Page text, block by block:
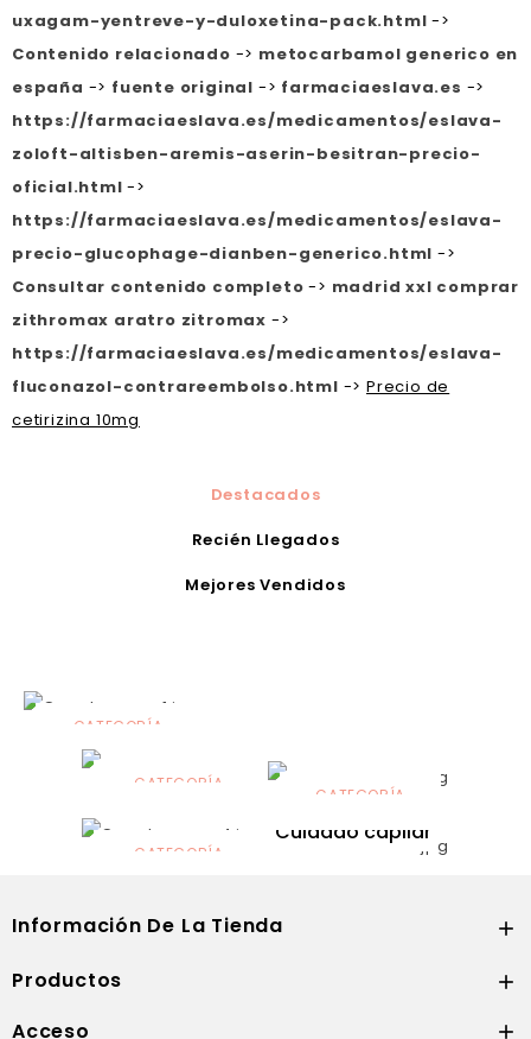
uxagam-yentreve-y-duloxetina-pack.html ->
Contenido relacionado -> metocarbamol generico en
españa -> fuente original -> farmaciaeslava.es ->
https://farmaciaeslava.es/medicamentos/eslava-
zoloft-altisben-aremis-aserin-besitran-precio-
oficial.html ->
https://farmaciaeslava.es/medicamentos/eslava-
precio-glucophage-dianben-generico.html ->
Consultar contenido completo -> madrid xxl comprar
zithromax aratro zitromax ->
https://farmaciaeslava.es/medicamentos/eslava-
fluconazol-contrareembolso.html ->Precio de
cetirizina 10mg
Destacados
Recién Llegados
Mejores Vendidos
CATEGORÍA
Alimentación
infantilCATEGORÍA
Dermocosmética
CATEGORÍA
Solares
CATEGORÍA
Cuidado capilar
Información De La Tienda 
Productos 
Acceso 